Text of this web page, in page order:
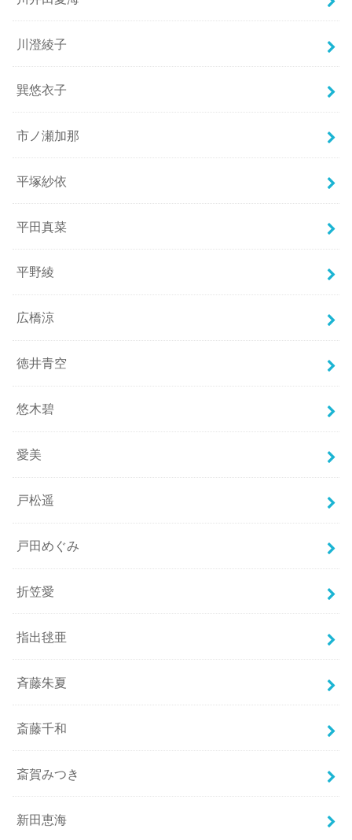
川澄綾子
巽悠衣子
市ノ瀬加那
平塚紗依
平田真菜
平野綾
広橋涼
徳井青空
悠木碧
愛美
戸松遥
戸田めぐみ
折笠愛
指出毬亜
斉藤朱夏
斎藤千和
斎賀みつき
新田恵海